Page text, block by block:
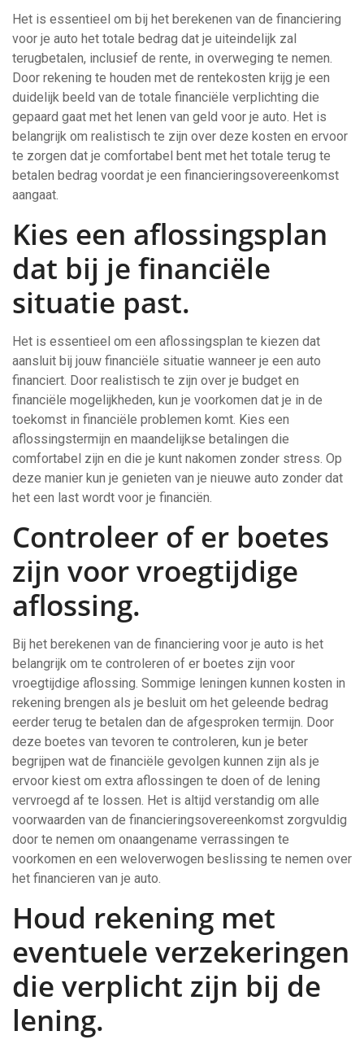
Het is essentieel om bij het berekenen van de financiering
voor je auto het totale bedrag dat je uiteindelijk zal
terugbetalen, inclusief de rente, in overweging te nemen.
Door rekening te houden met de rentekosten krijg je een
duidelijk beeld van de totale financiële verplichting die
gepaard gaat met het lenen van geld voor je auto. Het is
belangrijk om realistisch te zijn over deze kosten en ervoor
te zorgen dat je comfortabel bent met het totale terug te
betalen bedrag voordat je een financieringsovereenkomst
aangaat.
Kies een aflossingsplan
dat bij je financiële
situatie past.
Het is essentieel om een aflossingsplan te kiezen dat
aansluit bij jouw financiële situatie wanneer je een auto
financiert. Door realistisch te zijn over je budget en
financiële mogelijkheden, kun je voorkomen dat je in de
toekomst in financiële problemen komt. Kies een
aflossingstermijn en maandelijkse betalingen die
comfortabel zijn en die je kunt nakomen zonder stress. Op
deze manier kun je genieten van je nieuwe auto zonder dat
het een last wordt voor je financiën.
Controleer of er boetes
zijn voor vroegtijdige
aflossing.
Bij het berekenen van de financiering voor je auto is het
belangrijk om te controleren of er boetes zijn voor
vroegtijdige aflossing. Sommige leningen kunnen kosten in
rekening brengen als je besluit om het geleende bedrag
eerder terug te betalen dan de afgesproken termijn. Door
deze boetes van tevoren te controleren, kun je beter
begrijpen wat de financiële gevolgen kunnen zijn als je
ervoor kiest om extra aflossingen te doen of de lening
vervroegd af te lossen. Het is altijd verstandig om alle
voorwaarden van de financieringsovereenkomst zorgvuldig
door te nemen om onaangename verrassingen te
voorkomen en een weloverwogen beslissing te nemen over
het financieren van je auto.
Houd rekening met
eventuele verzekeringen
die verplicht zijn bij de
lening.